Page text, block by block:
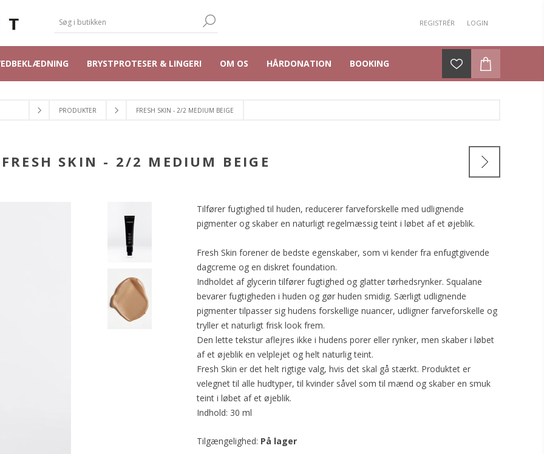
REGISTRÉR LOGIN
BRYSTPROTESER & LINGERI OM OS HÅRDONATION BOOKING
PRODUKTER FRESH SKIN - 2/2 MEDIUM BEIGE
FRESH SKIN - 2/2 MEDIUM BEIGE
Tilfører fugtighed til huden, reducerer farveforskelle med udlignende
pigmenter og skaber en naturligt regelmæssig teint i løbet af et øjeblik.
Fresh Skin forener de bedste egenskaber, som vi kender fra enfugtgivende
dagcreme og en diskret foundation.
Indholdet af glycerin tilfører fugtighed og glatter tørhedsrynker. Squalane
bevarer fugtigheden i huden og gør huden smidig. Særligt udlignende
pigmenter tilpasser sig hudens forskellige nuancer, udligner farveforskelle og
tryller et naturligt frisk look frem.
Den lette tekstur aflejres ikke i hudens porer eller rynker, men skaber i løbet
af et øjeblik en velplejet og helt naturlig teint.
Fresh Skin er det helt rigtige valg, hvis det skal gå stærkt. Produktet er
velegnet til alle hudtyper, til kvinder såvel som til mænd og skaber en smuk
teint i løbet af et øjeblik.
Indhold: 30 ml
Tilgængelighed: På lager